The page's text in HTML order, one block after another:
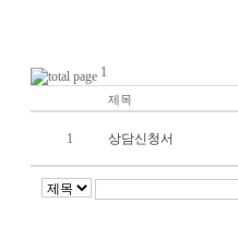
1
제목
1 상담신청서